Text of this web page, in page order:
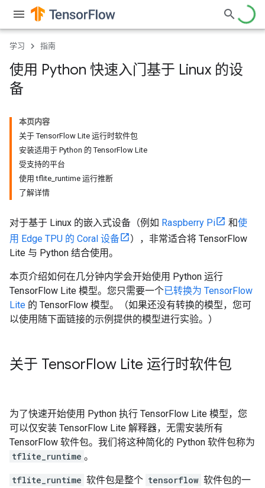
学习 指南
使用 Python 快速入门基于 Linux 的设
备
本页内容
关于 TensorFlow Lite 运行时软件包
安装适用于 Python 的 TensorFlow Lite
受支持的平台
使用 tflite_runtime 运行推断
了解详情
对于基于 Linux 的嵌入式设备（例如 Raspberry Pi 和使
用 Edge TPU 的 Coral 设备
），非常适合将 TensorFlow
Lite 与 Python 结合使用。
本页介绍如何在几分钟内学会开始使用 Python 运行
TensorFlow Lite 模型。您只需要一个已转换为 TensorFlow
Lite 的 TensorFlow 模型。（如果还没有转换的模型，您可
以使用随下面链接的示例提供的模型进行实验。）
关于 TensorFlow Lite 运行时软件包
为了快速开始使用 Python 执行 TensorFlow Lite 模型，您
可以仅安装 TensorFlow Lite 解释器，无需安装所有
TensorFlow 软件包。我们将这种简化的 Python 软件包称为
tflite_runtime 。
tflite_runtime 软件包是整个 tensorflow 软件包的一